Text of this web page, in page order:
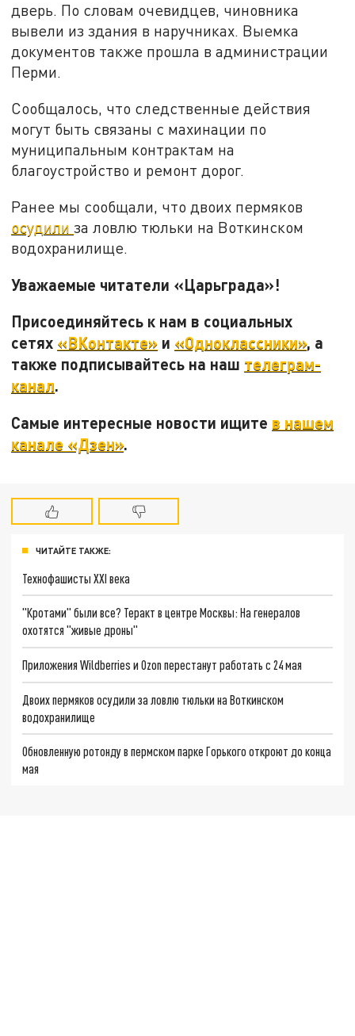
дверь. По словам очевидцев, чиновника
вывели из здания в наручниках. Выемка
документов также прошла в администрации
Перми.
Сообщалось, что следственные действия
могут быть связаны с махинации по
муниципальным контрактам на
благоустройство и ремонт дорог.
Ранее мы сообщали, что двоих пермяков
осудилиза ловлю тюльки на Воткинском
водохранилище.
Уважаемые читатели «Царьграда»!
Присоединяйтесь к нам в социальных
сетях «ВКонтакте» и «Одноклассники», а
также подписывайтесь на наш телеграм-
канал.
Самые интересные новости ищите в нашем
канале «Дзен».
ЧИТАЙТЕ ТАКЖЕ:
Технофашисты XXI века
"Кротами" были все? Теракт в центре Москвы: На генералов
охотятся "живые дроны"
Приложения Wildberries и Ozon перестанут работать с 24 мая
Двоих пермяков осудили за ловлю тюльки на Воткинском
водохранилище
Обновленную ротонду в пермском парке Горького откроют до конца
мая